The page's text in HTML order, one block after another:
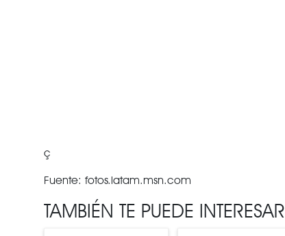
ç
Fuente: fotos.latam.msn.com
TAMBIÉN TE PUEDE INTERESAR